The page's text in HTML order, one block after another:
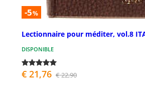
-5%
Lectionnaire pour méditer, vol.8
DISPONIBLE
€ 21,76 € 22,90